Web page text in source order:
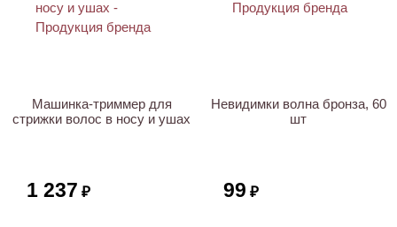
Машинка-триммер для
стрижки волос в носу и ушах
1 237 ₽
Невидимки волна бронза, 60
шт
99 ₽